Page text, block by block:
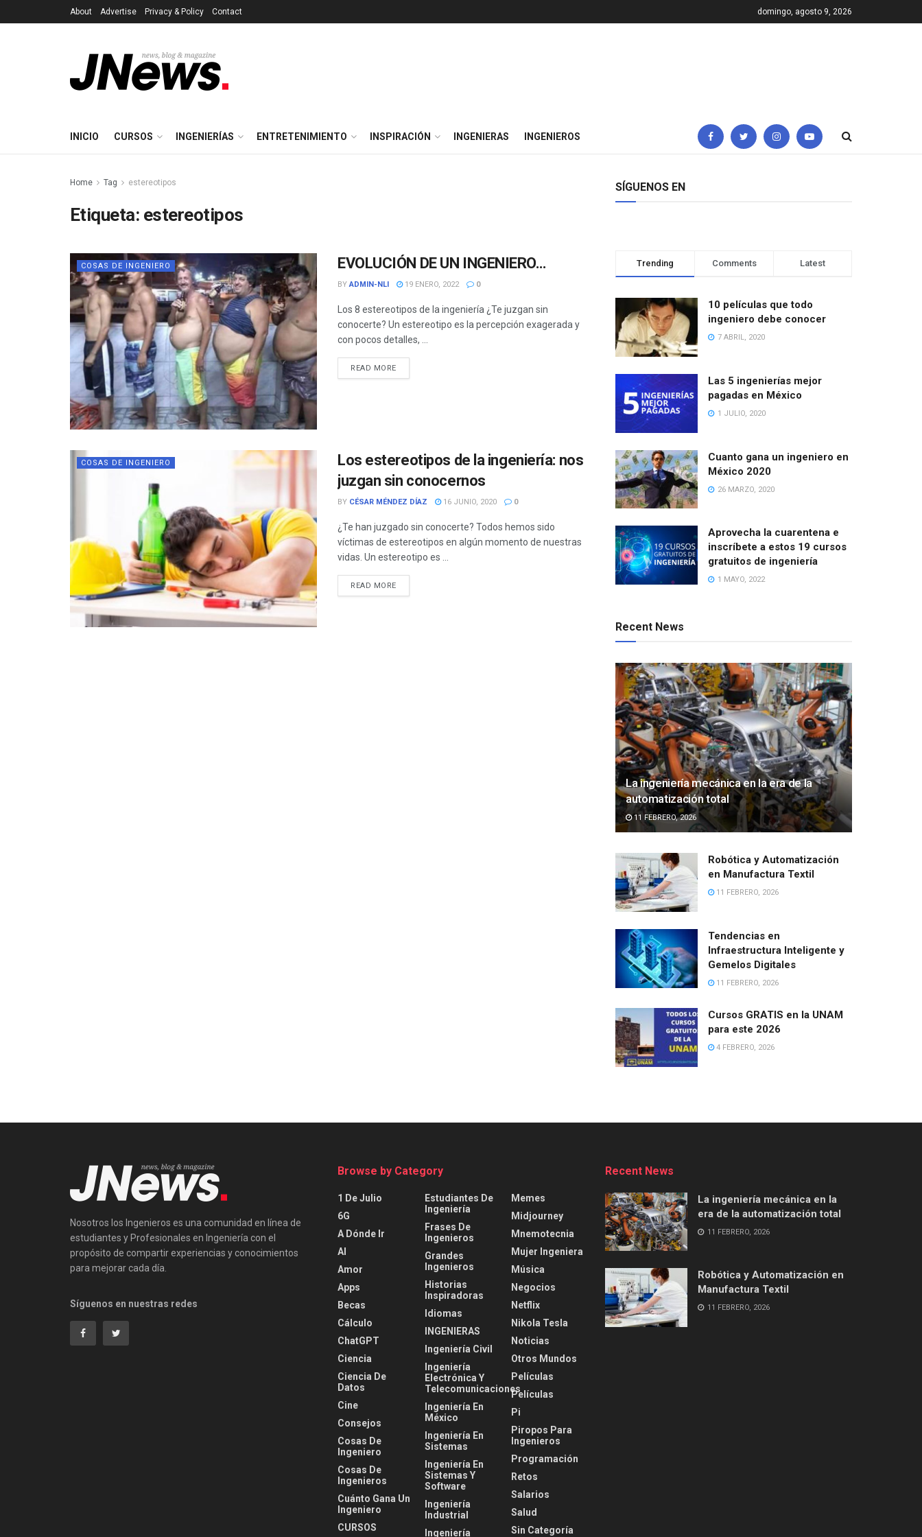
About Advertise Privacy & Policy Contact domingo, agosto 9, 2026
INICIO CURSOS INGENIERÍAS ENTRETENIMIENTO INSPIRACIÓN INGENIERAS INGENIEROS
Home Tag estereotipos
Etiqueta: estereotipos
COSAS DE INGENIERO EVOLUCIÓN DE UN INGENIERO…
BY ADMIN-NLI 19 ENERO, 2022 0
Los 8 estereotipos de la ingeniería ¿Te juzgan sin
conocerte? Un estereotipo es la percepción exagerada y
con pocos detalles, ...
READ MORE
COSAS DE INGENIERO
Los estereotipos de la ingeniería: nos
juzgan sin conocernos
BY CÉSAR MÉNDEZ DÍAZ 16 JUNIO, 2020 0
¿Te han juzgado sin conocerte? Todos hemos sido
víctimas de estereotipos en algún momento de nuestras
vidas. Un estereotipo es ...
READ MORE
SÍGUENOS EN
Trending Comments Latest
10 películas que todo
ingeniero debe conocer
7 ABRIL, 2020
Las 5 ingenierías mejor
pagadas en México
1 JULIO, 2020
Cuanto gana un ingeniero en
México 2020
26 MARZO, 2020
Aprovecha la cuarentena e
inscríbete a estos 19 cursos
gratuitos de ingeniería
1 MAYO, 2022
Recent News
La ingeniería mecánica en la era de la
automatización total
11 FEBRERO, 2026
Robótica y Automatización
en Manufactura Textil
11 FEBRERO, 2026
Tendencias en
Infraestructura Inteligente y
Gemelos Digitales
11 FEBRERO, 2026
Cursos GRATIS en la UNAM
para este 2026
4 FEBRERO, 2026
Nosotros los Ingenieros es una comunidad en línea de
estudiantes y Profesionales en Ingeniería con el
propósito de compartir experiencias y conocimientos
para mejorar cada día.
Síguenos en nuestras redes
Browse by Category
1 De Julio
6G
A Dónde Ir
AI
Amor
Apps
Becas
Cálculo
ChatGPT
Ciencia
Ciencia De
Datos
Cine
Consejos
Cosas De
Ingeniero
Cosas De
Ingenieros
Cuánto Gana Un
Ingeniero
CURSOS
Estudiantes De
Ingeniería
Frases De
Ingenieros
Grandes
Ingenieros
Historias
Inspiradoras
Idiomas
INGENIERAS
Ingeniería Civil
Ingeniería
Electrónica Y
Telecomunicaciones
Ingeniería En
México
Ingeniería En
Sistemas
Ingeniería En
Sistemas Y
Software
Ingeniería
Industrial
Ingeniería
Memes
Midjourney
Mnemotecnia
Mujer Ingeniera
Música
Negocios
Netflix
Nikola Tesla
Noticias
Otros Mundos
Películas
Películas
Pi
Piropos Para
Ingenieros
Programación
Retos
Salarios
Salud
Sin Categoría
Recent News
La ingeniería mecánica en la
era de la automatización total
11 FEBRERO, 2026
Robótica y Automatización en
Manufactura Textil
11 FEBRERO, 2026